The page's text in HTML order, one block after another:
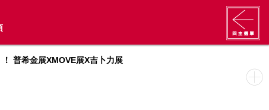
普希金展XMOVE展X吉卜力展